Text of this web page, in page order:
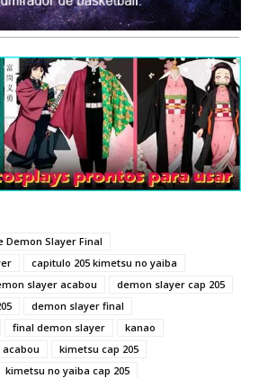
Demon Slayer Final
capitulo 205 kimetsu no yaiba
slayer acabou
demon slayer cap 205
demon slayer final
final demon slayer
kanao
kimetsu cap 205
kimetsu no yaiba cap 205